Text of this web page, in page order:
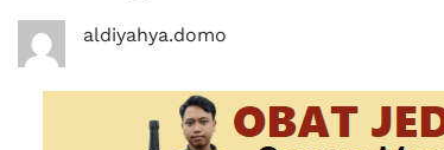
aldiyahya.domo